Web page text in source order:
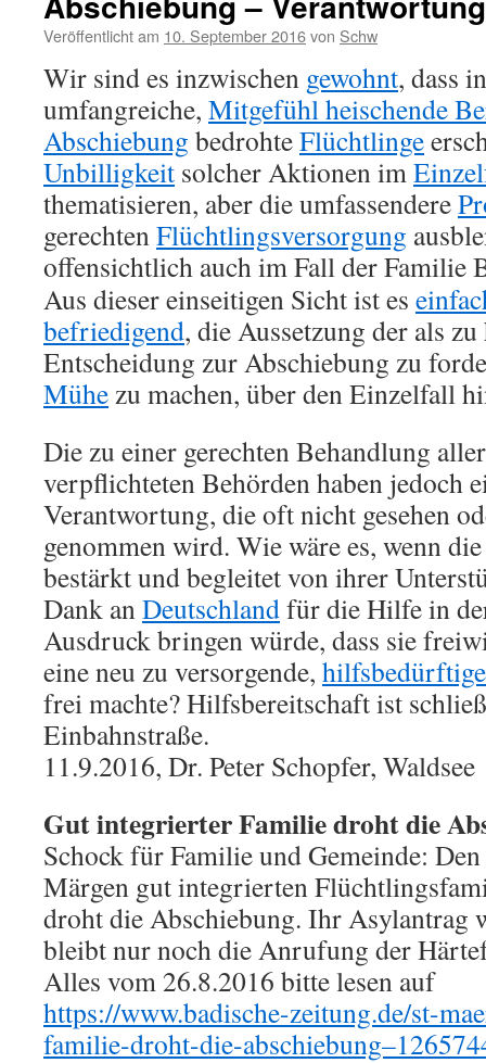
Veröffentlicht am 10. September 2016von Schw
Wir sind es inzwischen gewohnt, dass
umfangreiche, Mitgefühl heischende
Abschiebung bedrohteFlüchtlinge
Unbilligkeit solcher Aktionen im
thematisieren, aber die umfassendere
gerechtenFlüchtlingsversorgung
offensichtlich auch im Fall der Familie
Aus dieser einseitigen Sicht ist es
befriedigend, die Aussetzung der als
Entscheidung zur Abschiebung zu
Mühezu machen, über den Einzelfall
Die zu einer gerechten Behandlung
verpflichteten Behörden haben jedoch
Verantwortung, die oft nicht gesehen
genommen wird. Wie wäre es, wenn
bestärkt und begleitet von ihrer
Dank anDeutschlandfür die Hilfe in
Ausdruck bringen würde, dass sie
eine neu zu versorgende,
frei machte? Hilfsbereitschaft ist
Einbahnstraße.
11.9.2016, Dr. Peter Schopfer, Waldsee
Gut integrierter Familie droht die
Schock für Familie und Gemeinde:
Märgen gut integrierten
droht die Abschiebung. Ihr Asylantrag
bleibt nur noch die Anrufung der
Alles vom 26.8.2016 bitte lesen auf
https://www.badische-zeitung.de/st-
familie-droht-die-